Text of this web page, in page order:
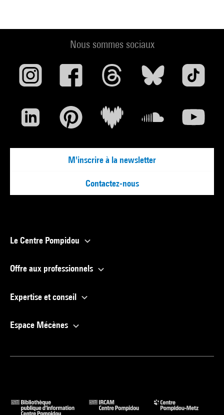
Nous sommes sociaux
M'inscrire à la newsletter
Contactez-nous
Le Centre Pompidou
Offre aux professionnels
Expertise et conseil
Espace Mécènes